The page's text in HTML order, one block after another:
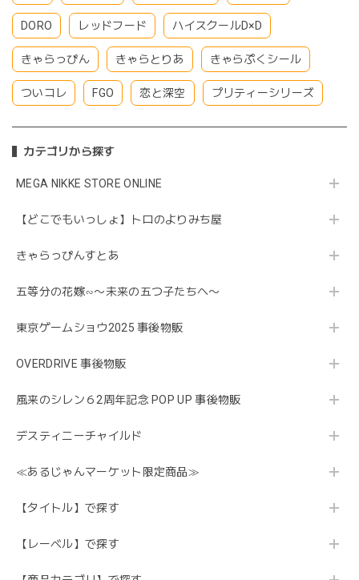
DORO レッドフード ハイスクールD×D
きゃらっぴん きゃらとりあ きゃらぷくシール
ついコレ FGO 恋と深空 プリティーシリーズ
カテゴリから探す
MEGA NIKKE STORE ONLINE
【どこでもいっしょ】トロのよりみち屋
きゃらっぴんすとあ
五等分の花嫁∽〜未来の五つ子たちへ〜
東京ゲームショウ2025 事後物販
OVERDRIVE 事後物販
風来のシレン６2周年記念 POP UP 事後物販
デスティニーチャイルド
≪あるじゃんマーケット限定商品≫
【タイトル】で探す
【レーベル】で探す